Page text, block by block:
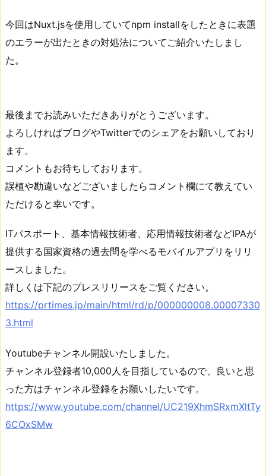
今回はNuxt.jsを使用していてnpm installをしたときに表題
のエラーが出たときの対処法についてご紹介いたしまし
た。
最後までお読みいただきありがとうございます。
よろしければブログやTwitterでのシェアをお願いしており
ます。
コメントもお待ちしております。
誤植や勘違いなどございましたらコメント欄にて教えてい
ただけると幸いです。
ITパスポート、基本情報技術者、応用情報技術者などIPAが
提供する国家資格の過去問を学べるモバイルアプリをリリ
ースしました。
詳しくは下記のプレスリリースをご覧ください。
https://prtimes.jp/main/html/rd/p/000000008.00007330
3.html
Youtubeチャンネル開設いたしました。
チャンネル登録者10,000人を目指しているので、良いと思
った方はチャンネル登録をお願いしたいです。
https://www.youtube.com/channel/UC219XhmSRxmXltTy
6COxSMw